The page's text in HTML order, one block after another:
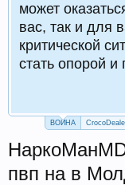
может
вас, так и для
критической
стать опорой
ВОЙНА
пвп на в